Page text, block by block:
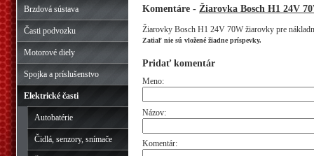
Brzdová sústava
Časti podvozku
Motorové diely
Spojka a príslušenstvo
Elektrické časti
Autobatérie
Čidlá, senzory, snímače
Komentáre - Žiarovka Bosch H1 24V
Žiarovky Bosch H1 24V 70W žiarovky pre
Zatiaľ nie sú vložené žiadne príspevky.
Pridať komentár
Meno:
Názov:
Komentár: